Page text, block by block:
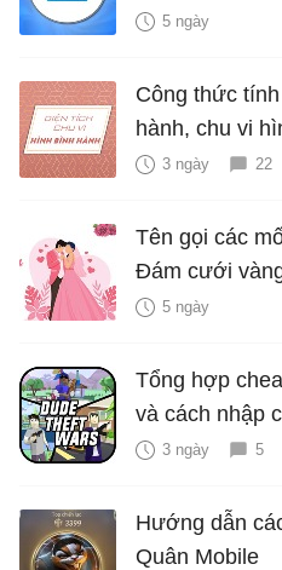
5 ngày
Công thức
hành, chu vi
3 ngày 22
Tên gọi các
Đám cưới
là bao nhiêu
5 ngày
Tổng hợp
và cách nhập
3 ngày 5
Hướng dẫn
Quân Mobile